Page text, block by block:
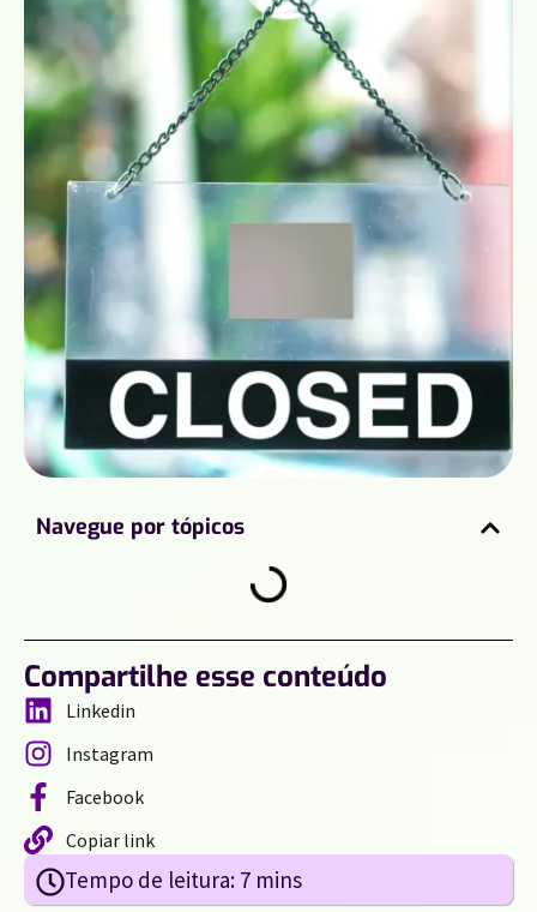
Navegue por tópicos
Compartilhe esse conteúdo
Linkedin
Instagram
Facebook
Copiar link